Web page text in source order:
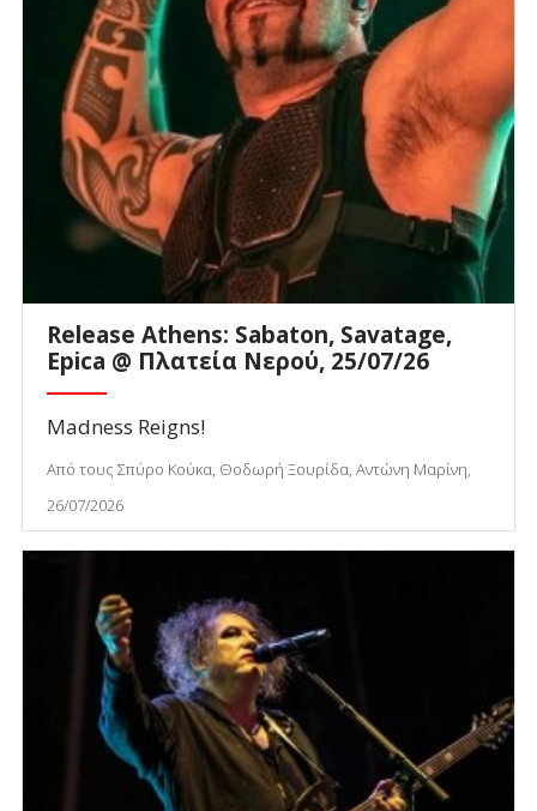
Release Athens: Sabaton, Savatage,
Epica @ Πλατεία Νερού, 25/07/26
Madness Reigns!
Από τους Σπύρο Κούκα, Θοδωρή Ξουρίδα, Αντώνη Μαρίνη,
26/07/2026